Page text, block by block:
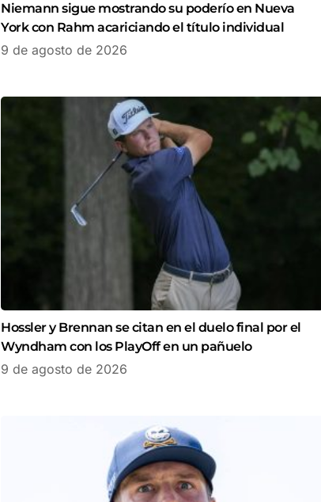
Niemann sigue mostrando su poderío en Nueva
York con Rahm acariciando el título individual
9 de agosto de 2026
Hossler y Brennan se citan en el duelo final por el
Wyndham con los PlayOff en un pañuelo
9 de agosto de 2026